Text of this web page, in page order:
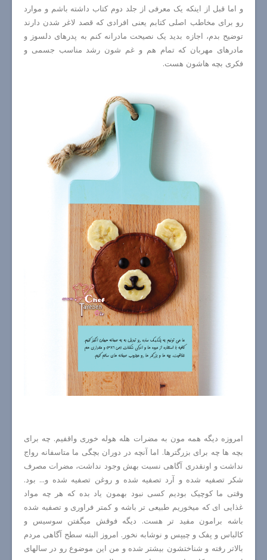
و اما قبل از اینکه یک معرفی از جلد دوم کتاب داشته باشم و موارد
رو برای مخاطب اصلی کتابم یعنی افرادی که قصد لاغر شدن دارند
توضیح بدم، اجازه بدید یک نصیحت مادرانه کنم به پدرهای دلسوز و
مادرهای مهربان که تمام هم و غم شون رشد مناسب جسمی و
فکری بچه هاشون هست.
امروزه دیگه همه مون به مضرات هله هوله خوری واقفیم. چه برای
بچه ها چه برای بزرگترها. اما آنچه در دوران بچگی ما متاسفانه رواج
نداشت و اونقدری آگاهی نسبت بهش وجود نداشت، مضرات مصرف
شکر تصفیه شده و آرد تصفیه شده و روغن تصفیه شده و... بود.
وقتی ما کوچیک بودیم کسی نبود بهمون یاد بده که هر چه مواد
غذایی ای که میخوریم طبیعی تر باشه و کمتر فراوری و تصفیه شده
باشه برامون مفید تر هست. دیگه فوقش میگفتن سوسیس و
کالباس و پفک و چیپس و نوشابه نخور. امروز البته سطح آگاهی مردم
بالاتر رفته و شناختشون بیشتر شده و من این موضوع رو در سالهای